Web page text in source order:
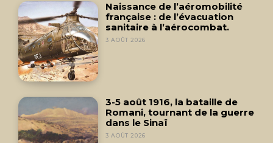
Naissance de l’aéromobilité
française : de l’évacuation
sanitaire à l’aérocombat.
3 AOÛT 2026
3-5 août 1916, la bataille de
Romani, tournant de la guerre
dans le Sinaï
3 AOÛT 2026